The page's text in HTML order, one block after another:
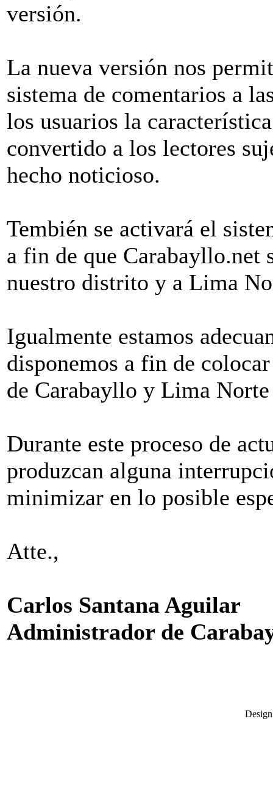
versión.
La nueva versión nos
sistema de comentarios a
los usuarios la
convertido a los lectores
hecho noticioso.
Tembién se activará el
a fin de que Carabayllo.net
nuestro distrito y a Lima
Igualmente estamos
disponemos a fin de
de Carabayllo y Lima
Durante este proceso de
produzcan alguna
minimizar en lo posible
Atte.,
Carlos Santana Aguilar
Administrador de